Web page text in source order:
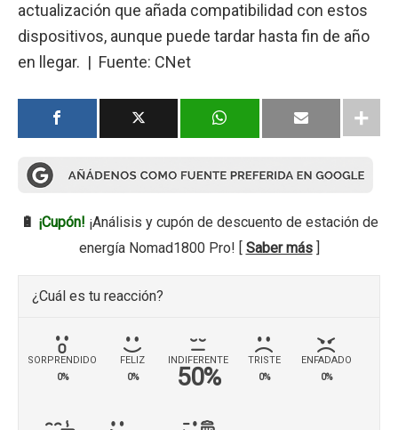
actualización que añada compatibilidad con estos
dispositivos, aunque puede tardar hasta fin de año
en llegar. | Fuente: CNet
🔋 ¡Cupón! ¡Análisis y cupón de descuento de estación de
energía Nomad1800 Pro! [ Saber más]
¿Cuál es tu reacción?
SORPRENDIDO
0%
FELIZ
0%
INDIFERENTE
50%
TRISTE
0%
ENFADADO
0%